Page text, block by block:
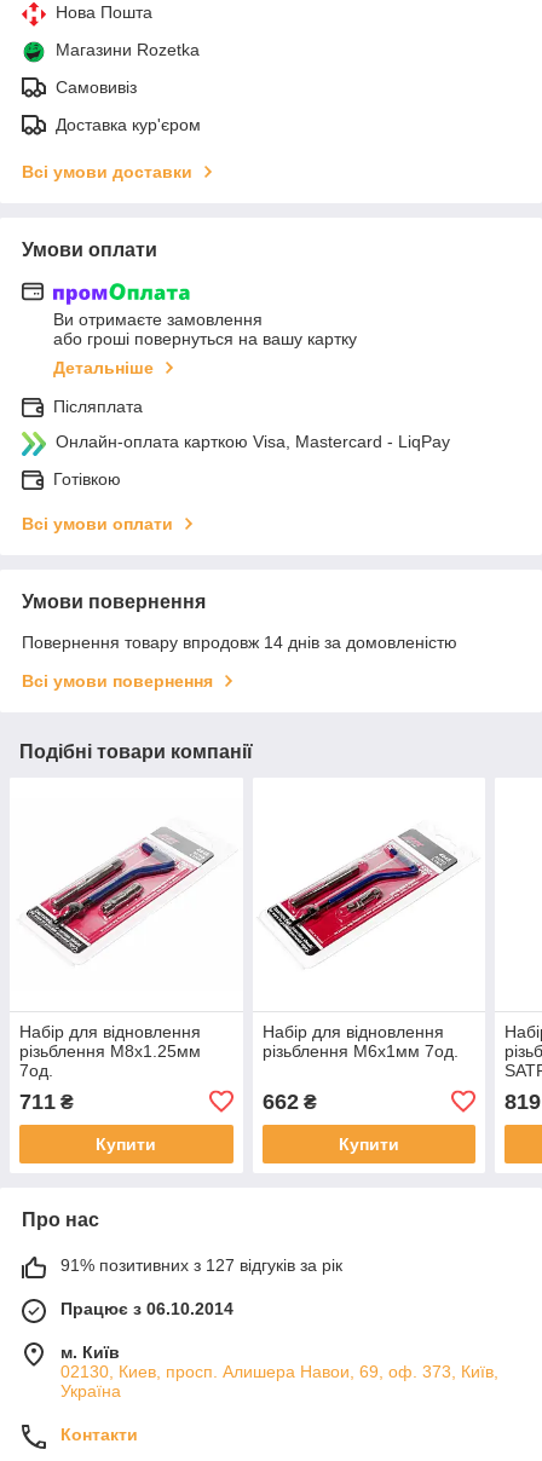
Нова Пошта
Магазини Rozetka
Самовивіз
Доставка кур'єром
Всі умови доставки
Умови оплати
Ви отримаєте замовлення
або гроші повернуться на вашу картку
Детальніше
Післяплата
Онлайн-оплата карткою Visa, Mastercard - LiqPay
Готівкою
Всі умови оплати
Умови повернення
Повернення товару впродовж 14 днів за домовленістю
Всі умови повернення
Подібні товари компанії
Набір для відновлення
різьблення М8х1.25мм
7од.
711 ₴
Купити
Набір для відновлення
різьблення М6х1мм 7од.
662₴
Купити
819
Про нас
91% позитивних з 127 відгуків за рік
Працює з 06.10.2014
м. Київ
02130, Киев, просп. Алишера Навои, 69, оф. 373, Київ,
Україна
Контакти